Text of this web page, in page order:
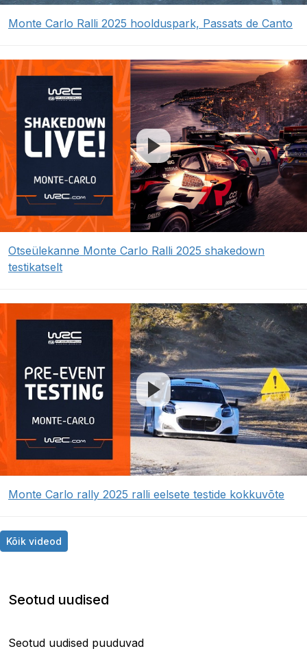
Monte Carlo Ralli 2025 hoolduspark, Passats de Canto
Otseülekanne Monte Carlo Ralli 2025 shakedown
testikatselt
Monte Carlo rally 2025 ralli eelsete testide kokkuvõte
Kõik videod
Seotud uudised
Seotud uudised puuduvad